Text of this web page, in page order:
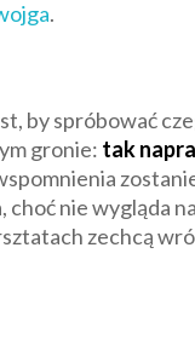
.
by spróbować
gronie: tak
nie wygląda
zechcą